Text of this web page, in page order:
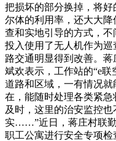
把损坏的部分换掉，将
尔体的利用率，还大大
查和实地引导的方式，
投入使用了无人机作为
路交通明显得到改善。
斌欢表示，工作站的“e
道路和区域，一有情况
在，能随时处理各类紧
及时，这里的治安监控
实……”近日，蒋庄村联
职工公寓进行安全专项